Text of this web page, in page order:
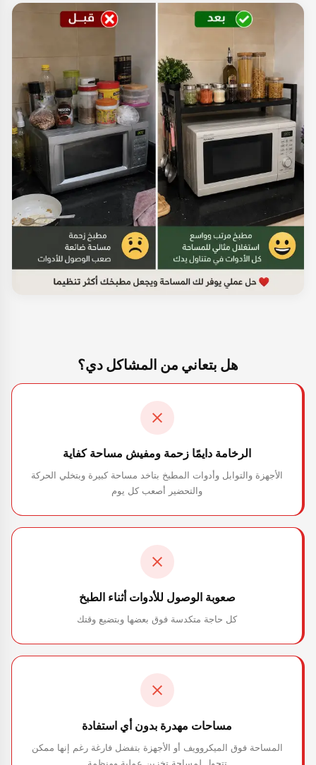
هل بتعاني من المشاكل دي؟
الرخامة دايمًا زحمة ومفيش مساحة كفاية
الأجهزة والتوابل وأدوات المطبخ بتاخد مساحة كبيرة وبتخلي الحركة
والتحضير أصعب كل يوم
صعوبة الوصول للأدوات أثناء الطبخ
كل حاجة متكدسة فوق بعضها وبتضيع وقتك
مساحات مهدرة بدون أي استفادة
المساحة فوق الميكروويف أو الأجهزة بتفضل فارغة رغم إنها ممكن